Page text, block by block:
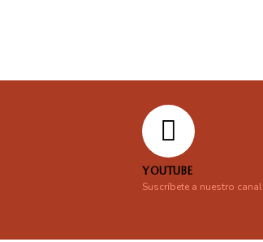
YOUTUBE
Suscríbete a nuestro canal